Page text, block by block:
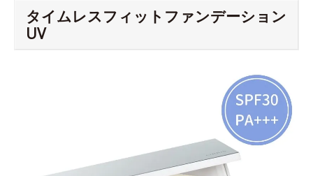
タイムレスフィットファンデーション
UV